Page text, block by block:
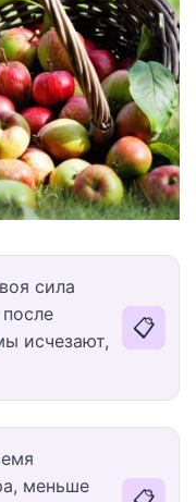
сила
исчезают,
📋
меньше